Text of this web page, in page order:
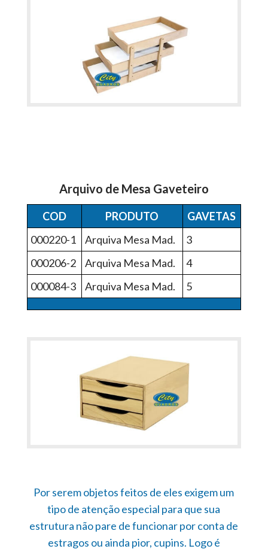
Arquivo de Mesa Gaveteiro
COD PRODUTO
GAVETAS
000220-1
Arquiva Mesa Mad.
3
000206-2
Arquiva Mesa Mad.
4
000084-3
Arquiva Mesa Mad. 5
Por serem objetos feitos de eles exigem um
tipo de atenção especial para que sua
estrutura não pare de funcionar por conta de
estragos ou ainda pior, cupins. Logo é